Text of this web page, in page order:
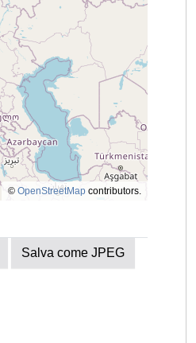
© OpenStreetMap contributors.
Salva come JPEG